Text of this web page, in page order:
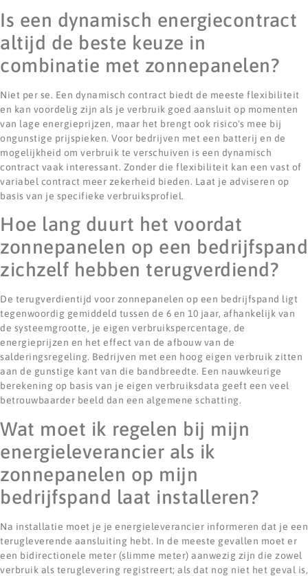
Is een dynamisch energiecontract
altijd de beste keuze in
combinatie met zonnepanelen?
Niet per se. Een dynamisch contract biedt de meeste flexibiliteit
en kan voordelig zijn als je verbruik goed aansluit op momenten
van lage energieprijzen, maar het brengt ook risico's mee bij
ongunstige prijspieken. Voor bedrijven met een batterij en de
mogelijkheid om verbruik te verschuiven is een dynamisch
contract vaak interessant. Zonder die flexibiliteit kan een vast of
variabel contract meer zekerheid bieden. Laat je adviseren op
basis van je specifieke verbruiksprofiel.
Hoe lang duurt het voordat
zonnepanelen op een bedrijfspand
zichzelf hebben terugverdiend?
De terugverdientijd voor zonnepanelen op een bedrijfspand ligt
tegenwoordig gemiddeld tussen de 6 en 10 jaar, afhankelijk van
de systeemgrootte, je eigen verbruikspercentage, de
energieprijzen en het effect van de afbouw van de
salderingsregeling. Bedrijven met een hoog eigen verbruik zitten
aan de gunstige kant van die bandbreedte. Een nauwkeurige
berekening op basis van je eigen verbruiksdata geeft een veel
betrouwbaarder beeld dan een algemene schatting.
Wat moet ik regelen bij mijn
energieleverancier als ik
zonnepanelen op mijn
bedrijfspand laat installeren?
Na installatie moet je je energieleverancier informeren dat je een
terugleverende aansluiting hebt. In de meeste gevallen moet er
een bidirectionele meter (slimme meter) aanwezig zijn die zowel
verbruik als teruglevering registreert; als dat nog niet het geval is,